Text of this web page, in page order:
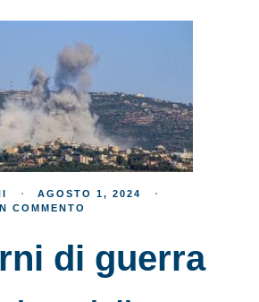
AGOSTO 1, 2024
COMMENTO
di guerra